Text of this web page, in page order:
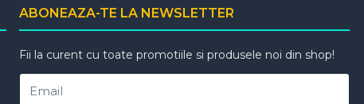
ABONEAZA-TE LA NEWSLETTER
Fii la curent cu toate promotiile si produsele noi din shop!
Email